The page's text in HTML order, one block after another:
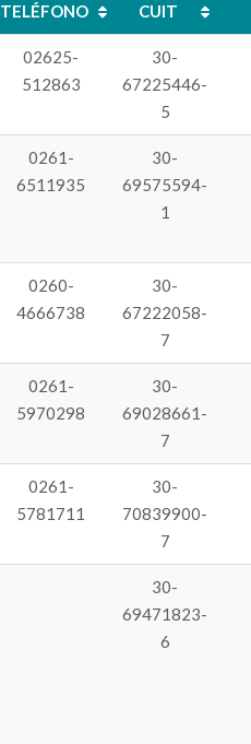
TELÉFONO CUIT
TELÉFONO CUIT
02625-
512863
30-
67225446-
5
0261-
6511935
30-
69575594-
1
0260-
4666738
30-
67222058-
7
0261-
5970298
30-
69028661-
7
0261-
5781711
30-
70839900-
7
30-
69471823-
6